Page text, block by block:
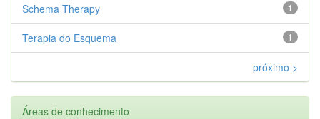
1
Schema Therapy
1
Terapia do Esquema
próximo >
Áreas de conhecimento